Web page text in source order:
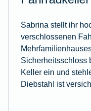
Sabrina stellt ihr
verschlossenen
Sicherheitsschloss
Keller ein und
Diebstahl ist